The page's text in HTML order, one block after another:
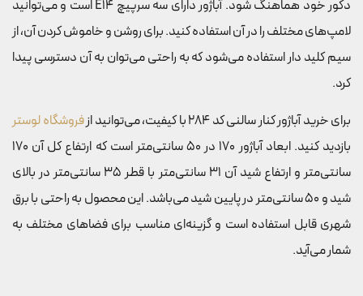
دکور خود هماهنگ شود. آباژور دارای سه سرپیچ E14 است و می‌توانید
لامپ‌های مختلف را در آن استفاده کنید. برای روشن و خاموش کردن آن، از
سیم کلید دار استفاده می‌شود که به راحتی می‌توان به آن دسترسی پیدا
کرد.
برای خرید آباژور کنار سالنی کد 284 با کیفیت، می‌توانید از
فروشگاه لوستر
بازدید کنید. ابعاد آباژور 170 در 50 سانتی‌متر است که ارتفاع کل آن 170
سانتی‌متر و ارتفاع شید آن 31 سانتی‌متر با قطر 35 سانتی‌متر در بالای
شید و 50 سانتی‌متر در پایین شید می‌باشد. این محصول به راحتی با برق
شهری قابل استفاده است و گزینه‌ای مناسب برای فضاهای مختلف به
شمار می‌آید.